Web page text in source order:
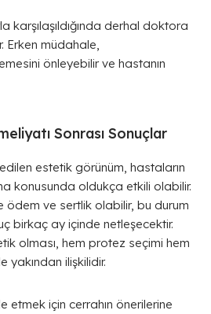
karşılaşıldığında derhal doktora
Erken müdahale,
önleyebilir ve hastanın
Sonrası Sonuçlar
estetik görünüm, hastaların
konusunda oldukça etkili olabilir.
ve sertlik olabilir, bu durum
birkaç ay içinde netleşecektir.
olması, hem protez seçimi hem
yakından ilişkilidir.
etmek için cerrahın önerilerine